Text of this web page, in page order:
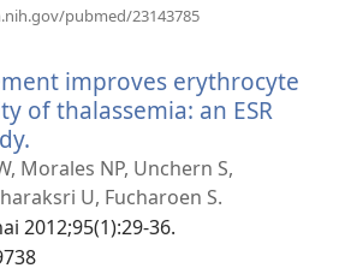
pubmed/23143785
窗
口）
improves erythrocyte
of thalassemia: an ESR
开
新
窗
口）
Morales NP, Unchern S,
U, Fucharoen S.
2012;95(1):29-36.